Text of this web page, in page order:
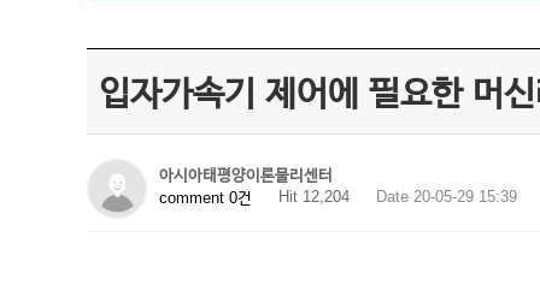
입자가속기 제어에 필요한 머
아시아태평양이론물리센터
comment 0건
Hit 12,204 Date 20-05-29 15:39